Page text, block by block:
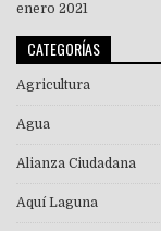
enero 2021
CATEGORÍAS
Agricultura
Agua
Alianza Ciudadana
Aquí Laguna